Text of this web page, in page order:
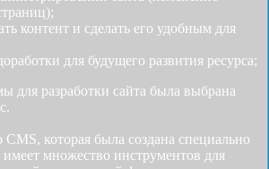
контент и сделать его удобным для
для будущего развития ресурса;
для разработки сайта была выбрана
которая была создана специально
множество инструментов для